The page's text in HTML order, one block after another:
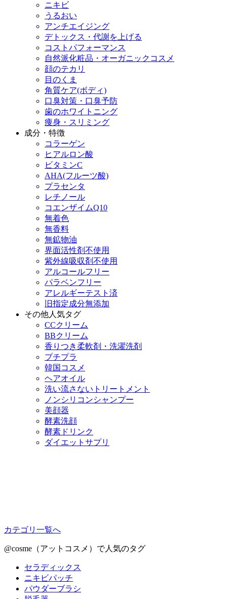
ニキビ
うるおい
アンチエイジング
デトックス・代謝を上げる
コストパフォーマンス
自然派化粧品・オーガニックコスメ
顔のテカリ
目のくま
角質ケア(ボディ)
口臭対策・口臭予防
歯のホワイトニング
痩身・スリミング
成分・特徴
コラーゲン
ヒアルロン酸
ビタミンC
AHA(フルーツ酸)
プラセンタ
レチノール
コエンザイムQ10
無着色
無香料
無鉱物油
界面活性剤不使用
紫外線吸収剤不使用
アルコールフリー
パラベンフリー
アレルギーテスト済
旧指定成分無添加
その他人気タグ
CCクリーム
BBクリーム
香りつき柔軟剤・洗濯洗剤
プチプラ
韓国コスメ
ヘアオイル
洗い流さないトリートメント
ノンシリコンシャンプー
美顔器
酵素洗顔
酵素ドリンク
ダイエットサプリ
カテゴリ一覧へ
@cosme（アットコスメ）で人気のタグ
セラディックス
ニキビパッチ
パウダーブラシ